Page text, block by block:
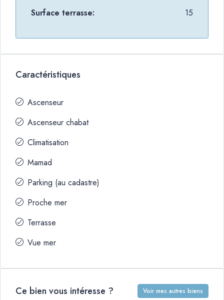
Surface terrasse:
15
Caractéristiques
Ascenseur
Ascenseur chabat
Climatisation
Mamad
Parking (au cadastre)
Proche mer
Terrasse
Vue mer
Ce bien vous intéresse ? Voir mes autres biens